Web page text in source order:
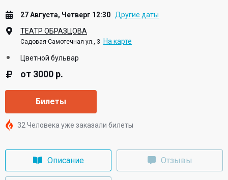
27 Августа, Четверг 12:30
Другие даты
ТЕАТР ОБРАЗЦОВА
Садовая-Самотечная ул., 3 На карте
Цветной бульвар
от 3000 р.
Билеты
32 Человека уже заказали билеты
Описание Отзывы